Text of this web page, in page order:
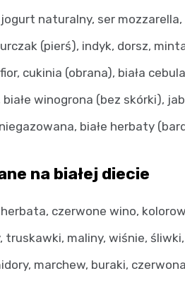
jogurt naturalny, ser
(pierś), indyk, dorsz,
cukinia (obrana), biała
białe winogrona (bez skórki),
białe herbaty
na białej diecie
czerwone wino,
truskawki, maliny, wiśnie,
marchew, buraki,